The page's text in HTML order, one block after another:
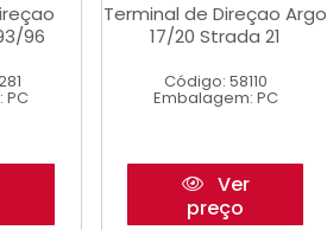
96
PC
Terminal de Direçao Argo
17/20 Strada 21
Código: 58110
Embalagem: PC
Ver
preço